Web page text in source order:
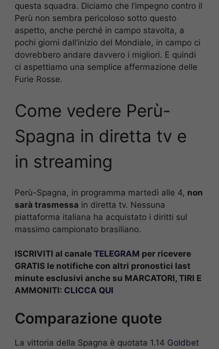
questa squadra. Diciamo che l’impegno contro il
Perù non sembra pericoloso sotto questo
aspetto, anche perché in campo stavolta, a
pochi giorni dall’inizio del Mondiale, in campo ci
dovrebbero andare davvero i migliori. E quindi
ci aspettiamo una semplice affermazione delle
Furie Rosse.
Come vedere Perù-
Spagna in diretta tv e
in streaming
Perù-Spagna, in programma martedì alle 4, non
sarà trasmessa in diretta tv. Nessuna
piattaforma italiana ha acquistato i diritti sul
massimo campionato brasiliano.
ISCRIVITI al canale TELEGRAM per ricevere
GRATIS le notifiche con altri pronostici last
minute esclusivi anche su MARCATORI, TIRI E
AMMONITI: CLICCA QUI
Comparazione quote
La vittoria della Spagna è quotata 1.14 Goldbet